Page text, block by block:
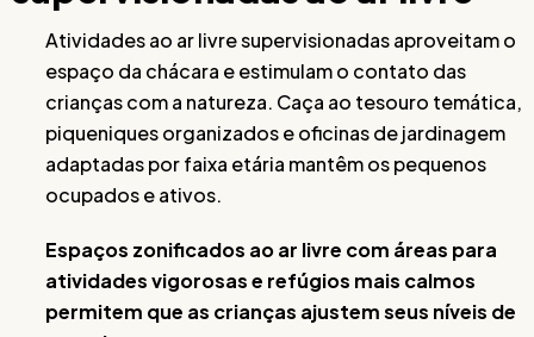
Atividades ao ar livre supervisionadas aproveitam o
espaço da chácara e estimulam o contato das
crianças com a natureza. Caça ao tesouro temática,
piqueniques organizados e oficinas de jardinagem
adaptadas por faixa etária mantêm os pequenos
ocupados e ativos.
Espaços zonificados ao ar livre com áreas para
atividades vigorosas e refúgios mais calmos
permitem que as crianças ajustem seus níveis de